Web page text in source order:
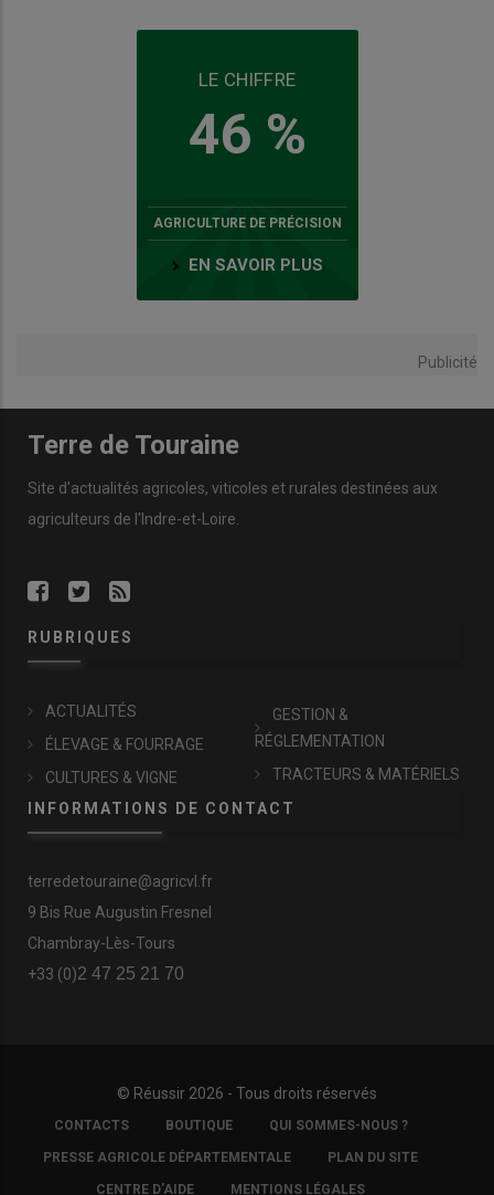
LE CHIFFRE
46 %
AGRICULTURE DE PRÉCISION
EN SAVOIR PLUS
Publicité
Terre de Touraine
Site d'actualités agricoles, viticoles et rurales destinées aux
agriculteurs de l'Indre-et-Loire.
RUBRIQUES
ACTUALITÉS
ÉLEVAGE & FOURRAGE
CULTURES & VIGNE
GESTION &
RÉGLEMENTATION
TRACTEURS & MATÉRIELS
INFORMATIONS DE CONTACT
terredetouraine@agricvl.fr
9 Bis Rue Augustin Fresnel
Chambray-Lès-Tours
+33 (0)2 47 25 21 70
© Réussir 2026 - Tous droits réservés
FOOTER
COPYRIGHT
CONTACTS BOUTIQUE QUI SOMMES-NOUS ?
PRESSE AGRICOLE DÉPARTEMENTALE PLAN DU SITE
CENTRE D'AIDE MENTIONS LÉGALES